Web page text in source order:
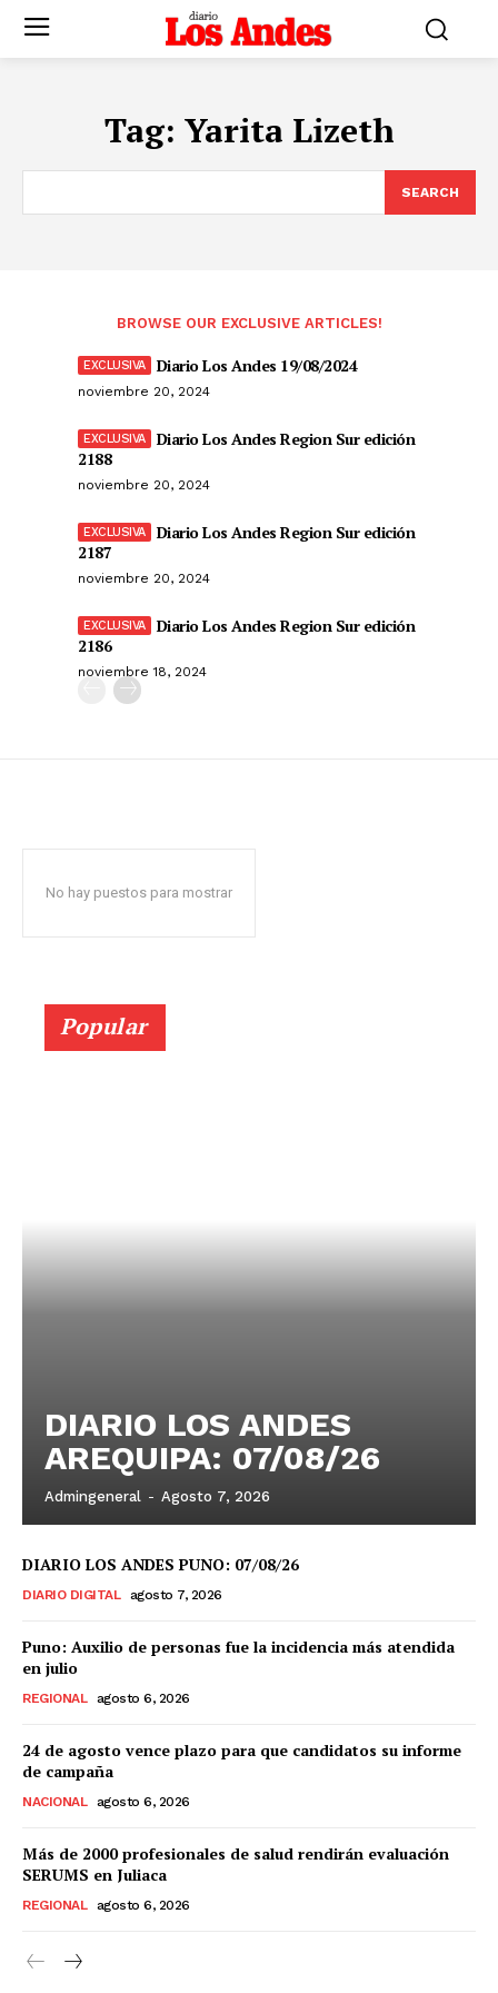
Tag: Yarita Lizeth
SEARCH
BROWSE OUR EXCLUSIVE ARTICLES!
Diario Los Andes 19/08/2024
noviembre 20, 2024
Diario Los Andes Region Sur edición
2188
noviembre 20, 2024
Diario Los Andes Region Sur edición
2187
noviembre 20, 2024
Diario Los Andes Region Sur edición
2186
noviembre 18, 2024
No hay puestos para mostrar
Popular
DIARIO LOS ANDES
AREQUIPA: 07/08/26
Admingeneral - Agosto 7, 2026
DIARIO LOS ANDES PUNO: 07/08/26
DIARIO DIGITAL agosto 7, 2026
Puno: Auxilio de personas fue la incidencia más atendida
en julio
REGIONAL agosto 6, 2026
24 de agosto vence plazo para que candidatos su informe
de campaña
NACIONAL agosto 6, 2026
Más de 2000 profesionales de salud rendirán evaluación
SERUMS en Juliaca
REGIONAL agosto 6, 2026